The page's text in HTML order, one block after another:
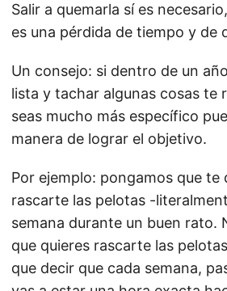
Salir a quemarla sí es
es una pérdida de tiempo y de
Un consejo: si dentro de un
lista y tachar algunas cosas te
seas mucho más específico
manera de lograr el objetivo.
Por ejemplo: pongamos que te
rascarte las pelotas -
semana durante un buen rato.
que quieres rascarte las
que decir que cada semana,